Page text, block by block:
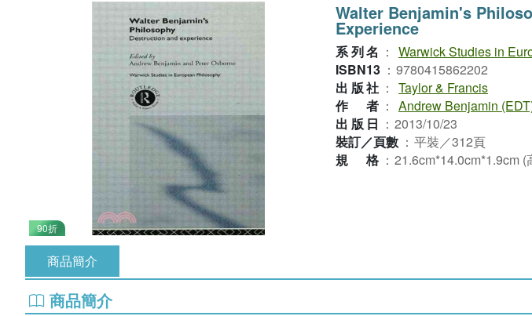
90折
Walter Benjamin's
Experience
系列名 ： Warwick Studies in
ISBN13 ： 9780415862202
出版社 ： Taylor & Francis
作者 ： Andrew Benjamin
出版日 ： 2013/10/23
裝訂／頁數 ： 平裝／312頁
規格 ： 21.6cm*14.0cm*1.9cm (
商品簡介
商品簡介